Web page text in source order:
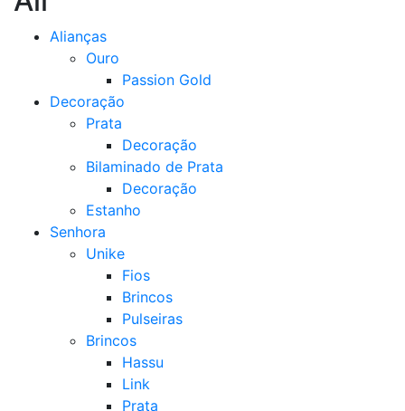
Alianças
Ouro
Passion Gold
Decoração
Prata
Decoração
Bilaminado de Prata
Decoração
Estanho
Senhora
Unike
Fios
Brincos
Pulseiras
Brincos
Hassu
Link
Prata